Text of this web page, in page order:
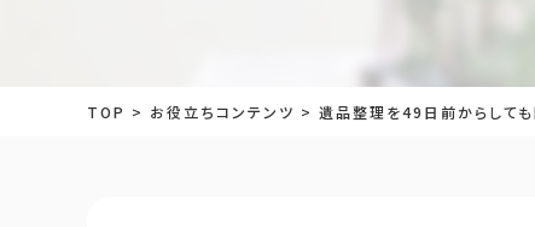
TOP > お役立ちコンテンツ > 遺品整理を49日前からしても